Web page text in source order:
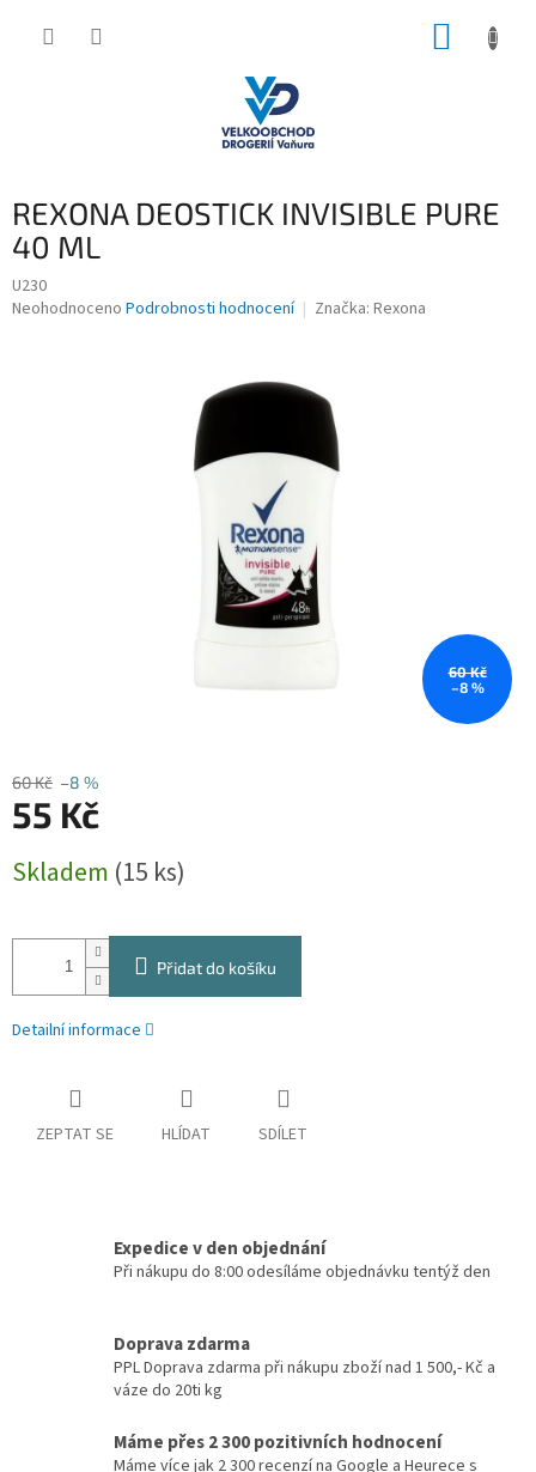
REXONA DEOSTICK INVISIBLE PURE
40 ML
U230
Průměrné
Neohodnoceno Podrobnosti hodnocení Značka: Rexona
60 Kč
–8 %
60 Kč –8 %
55 Kč
cena:
Skladem (15 ks)
Přidat do košíku
Detailní informace
ZEPTAT SE HLÍDAT SDÍLET
Expedice v den objednání
Při nákupu do 8:00 odesíláme objednávku tentýž den
Doprava zdarma
PPL Doprava zdarma při nákupu zboží nad 1 500,- Kč a
váze do 20ti kg
Máme přes 2 300 pozitivních hodnocení
Máme více jak 2 300 recenzí na Google a Heurece s